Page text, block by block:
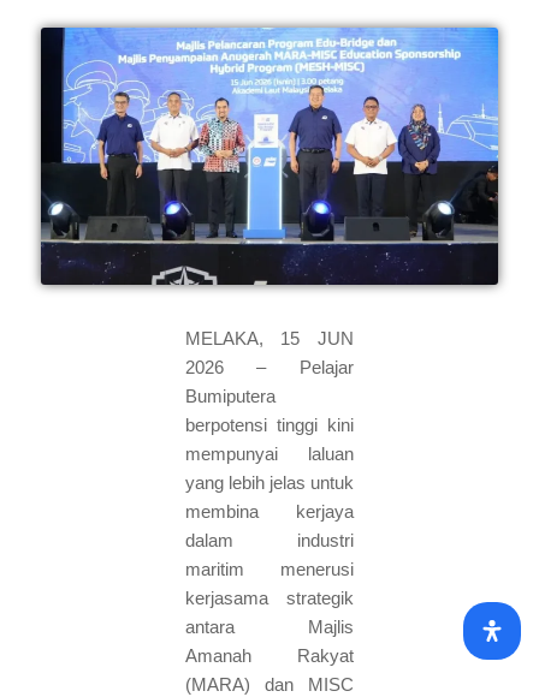
MELAKA, 15 JUN
2026 – Pelajar
Bumiputera
berpotensi tinggi kini
mempunyai laluan
yang lebih jelas untuk
membina kerjaya
dalam industri
maritim menerusi
kerjasama strategik
antara Majlis
Amanah Rakyat
(MARA) dan MISC